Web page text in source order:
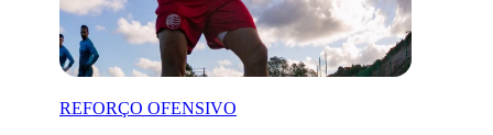
REFORÇO OFENSIVO